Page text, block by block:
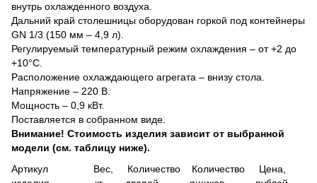
внутрь охлажденного воздуха.
Дальний край столешницы оборудован горкой под контейнеры
GN 1/3 (150 мм – 4,9 л).
Регулируемый температурный режим охлаждения – от +2 до
+10°С.
Расположение охлаждающего агрегата – внизу стола.
Напряжение – 220 В.
Мощность – 0,9 кВт.
Поставляется в собранном виде.
Внимание! Стоимость изделия зависит от выбранной
модели (см. таблицу ниже).
Артикул Вес, Количество Количество Цена,